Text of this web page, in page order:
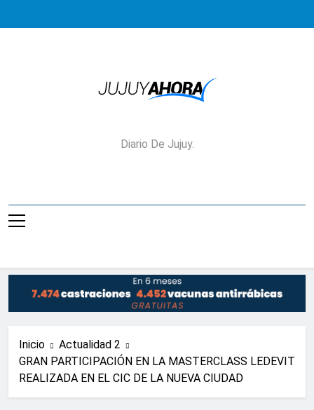
Jujuy Ahora!
Diario De Jujuy.
Inicio
Actualidad 2
GRAN PARTICIPACIÓN EN LA MASTERCLASS LEDEVIT
REALIZADA EN EL CIC DE LA NUEVA CIUDAD